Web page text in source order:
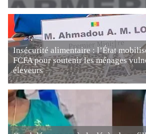
Insécurité alimentaire : l’État
FCFA pour soutenir les ménages
éleveurs